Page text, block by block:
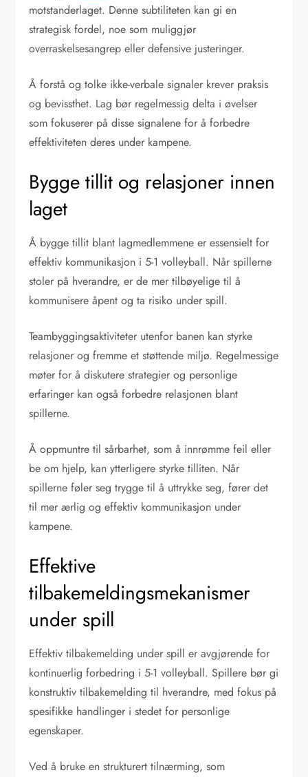
motstanderlaget. Denne subtiliteten kan gi en
strategisk fordel, noe som muliggjør
overraskelsesangrep eller defensive justeringer.
Å forstå og tolke ikke-verbale signaler krever praksis
og bevissthet. Lag bør regelmessig delta i øvelser
som fokuserer på disse signalene for å forbedre
effektiviteten deres under kampene.
Bygge tillit og relasjoner innen
laget
Å bygge tillit blant lagmedlemmene er essensielt for
effektiv kommunikasjon i 5-1 volleyball. Når spillerne
stoler på hverandre, er de mer tilbøyelige til å
kommunisere åpent og ta risiko under spill.
Teambyggingsaktiviteter utenfor banen kan styrke
relasjoner og fremme et støttende miljø. Regelmessige
møter for å diskutere strategier og personlige
erfaringer kan også forbedre relasjonen blant
spillerne.
Å oppmuntre til sårbarhet, som å innrømme feil eller
be om hjelp, kan ytterligere styrke tilliten. Når
spillerne føler seg trygge til å uttrykke seg, fører det
til mer ærlig og effektiv kommunikasjon under
kampene.
Effektive
tilbakemeldingsmekanismer
under spill
Effektiv tilbakemelding under spill er avgjørende for
kontinuerlig forbedring i 5-1 volleyball. Spillere bør gi
konstruktiv tilbakemelding til hverandre, med fokus på
spesifikke handlinger i stedet for personlige
egenskaper.
Ved å bruke en strukturert tilnærming, som